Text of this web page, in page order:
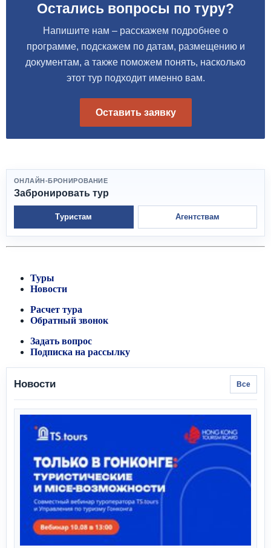
Остались вопросы по туру?
Напишите нам – расскажем подробнее о
программе, подскажем по датам, размещению и
документам, а также поможем понять, насколько
этот тур подходит именно вам.
Оставить заявку
ОНЛАЙН-БРОНИРОВАНИЕ
Забронировать тур
Туристам Агентствам
Туры
Новости
Расчет тура
Обратный звонок
Задать вопрос
Подписка на рассылку
Новости Все